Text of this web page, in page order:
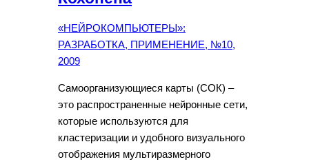
«НЕЙРОКОМПЬЮТЕРЫ»:
РАЗРАБОТКА, ПРИМЕНЕНИЕ, №10,
2009
Самоорганизующиеся карты (СОК) –
это распространенные нейронные сети,
которые используются для
кластеризации и удобного визуального
отображения мультиразмерного